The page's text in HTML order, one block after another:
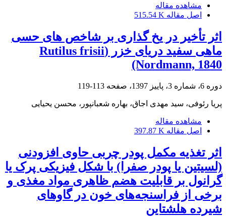
مشاهده مقاله
اصل مقاله 515.54 K
اثر تأخیر در یخ گذاری بر شاخص های حسی
ماهی سفید دریای خزر (Rutilus frisii
(Nordmann, 1840
دوره 6، شماره 3، پاییز 1397، صفحه 113-119
پریا رئوفی، سید مهدی اجاق، بهاره شعبانپور، محسن یحیایی
مشاهده مقاله
اصل مقاله 397.87 K
اثر تغذیه مکمل‌ پودر چربی حاوی افزودنی
(لسیتین یا پودر صفرا) با شکل فیزیکی پرک یا
گرانول بر قابلیت‌ هضم ظاهری مواد مغذی و
برخی از فراسنجه‌های خون در گاوهای
شیرده هلشتاین